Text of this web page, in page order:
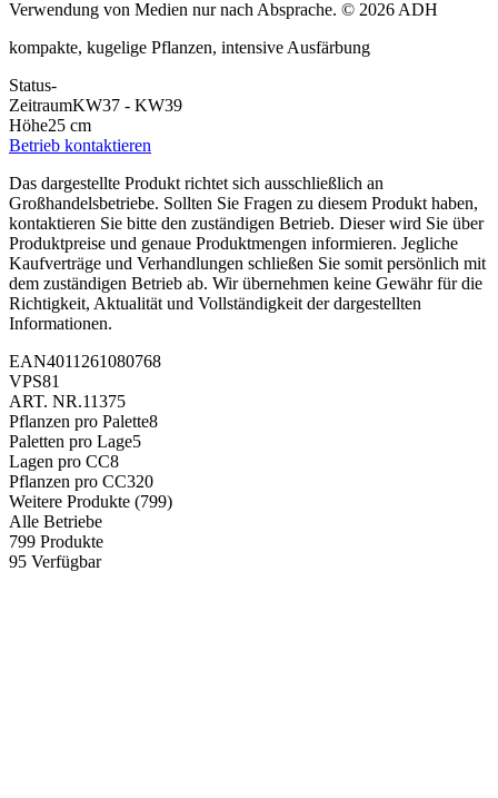
Verwendung von Medien nur nach Absprache. © 2026 ADH
kompakte, kugelige Pflanzen, intensive Ausfärbung
Status-
ZeitraumKW37 - KW39
Höhe25 cm
Betrieb kontaktieren
Das dargestellte Produkt richtet sich ausschließlich an
Großhandelsbetriebe. Sollten Sie Fragen zu diesem Produkt haben,
kontaktieren Sie bitte den zuständigen Betrieb. Dieser wird Sie über
Produktpreise und genaue Produktmengen informieren. Jegliche
Kaufverträge und Verhandlungen schließen Sie somit persönlich mit
dem zuständigen Betrieb ab. Wir übernehmen keine Gewähr für die
Richtigkeit, Aktualität und Vollständigkeit der dargestellten
Informationen.
EAN4011261080768
VPS81
ART. NR.11375
Pflanzen pro Palette8
Paletten pro Lage5
Lagen pro CC8
Pflanzen pro CC320
Weitere Produkte (799)
Alle Betriebe
799 Produkte
95 Verfügbar